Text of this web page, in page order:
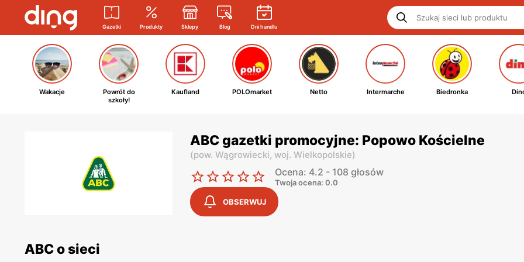
Gazetki Produkty Sklepy Blog Dni handlu
Wakacje
Powrót do
szkoły!
Kaufland POLOmarket Netto Intermarche Biedronka
ABC gazetki promocyjne: Popowo Kościelne
(pow. Wągrowiecki, woj. Wielkopolskie)
Ocena: 4.2 - 108 głosów
Twoja ocena: 0.0
OBSERWUJ
ABC o sieci